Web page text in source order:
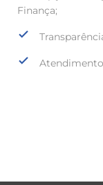
Finança;